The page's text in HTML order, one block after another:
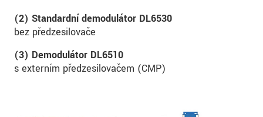
(2) Standardní demodulátor DL6530
bez předzesilovače
(3) Demodulátor DL6510
s externím předzesilovačem (CMP)